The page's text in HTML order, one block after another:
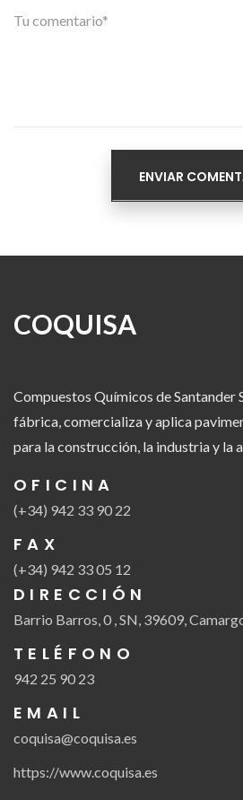
COQUISA
Compuestos Químicos de Santander
fábrica, comercializa y aplica
para la construcción, la industria y la
OFICINA
(+34) 942 33 90 22
FAX
(+34) 942 33 05 12
DIRECCIÓN
Barrio Barros, 0 , SN, 39609,
TELÉFONO
942 25 90 23
EMAIL
coquisa@coquisa.es
https://www.coquisa.es